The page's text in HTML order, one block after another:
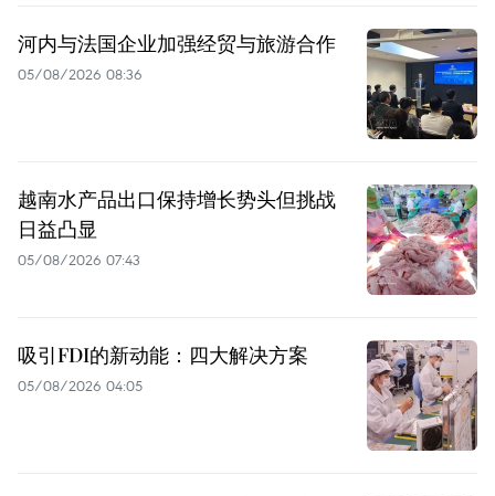
河内与法国企业加强经贸与旅游合作
05/08/2026 08:36
越南水产品出口保持增长势头但挑战
日益凸显
05/08/2026 07:43
吸引FDI的新动能：四大解决方案
05/08/2026 04:05